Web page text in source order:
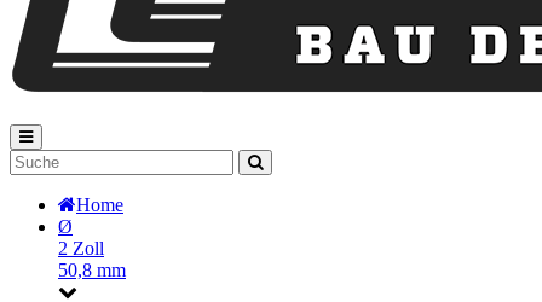
Home
Ø
2 Zoll
50,8 mm